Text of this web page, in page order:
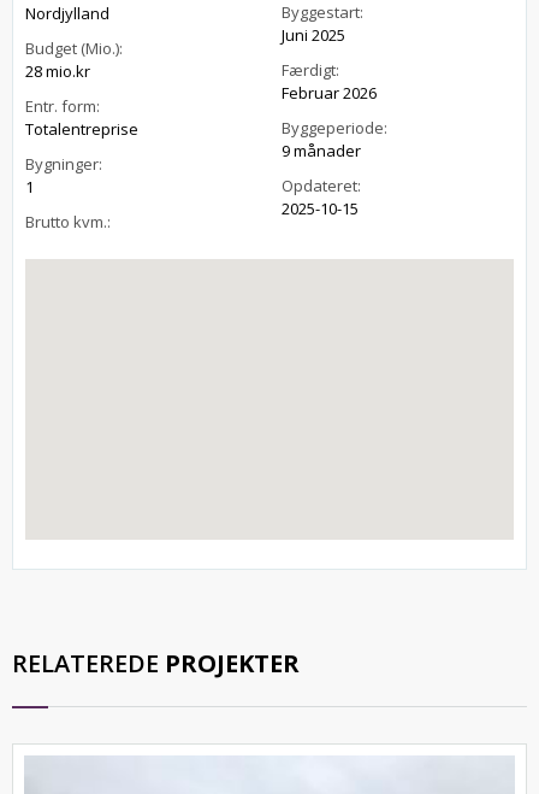
Nordjylland
Budget (Mio.):
28 mio.kr
Entr. form:
Totalentreprise
Bygninger:
1
Brutto kvm.:
Byggestart:
Juni 2025
Færdigt:
Februar 2026
Byggeperiode:
9 månader
Opdateret:
2025-10-15
RELATEREDE PROJEKTER